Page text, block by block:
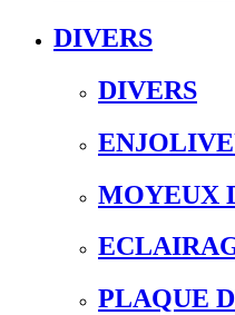
DIVERS
DIVERS
MOYEUX
PLAQUE